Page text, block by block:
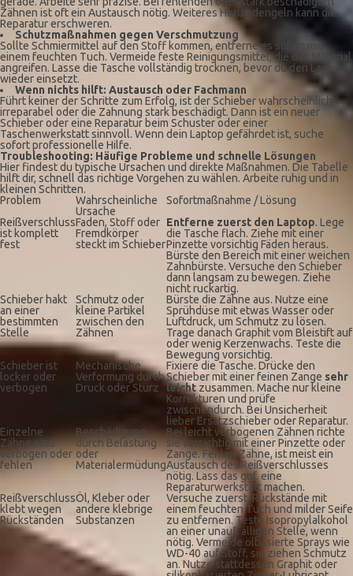
Zähnen ist oft ein Austausch nötig. Weiteres Herumdengeln kann die
Reparatur erschweren.
Schutzmaßnahmen gegen Verschmutzung
Sollte Schmiermittel auf den Stoff kommen, entferne es sofort mit
einem feuchten Tuch. Vermeide feste Reinigungsmittel, die das Material
angreifen. Lasse die Tasche vollständig trocknen, bevor du den Laptop
wieder einsetzt.
Wenn nichts hilft: Austausch oder Fachmann
Führt keiner der Schritte zum Erfolg, ist der Schieber wahrscheinlich
irreparabel oder die Zahnung stark beschädigt. Dann ist ein neuer
Schieber oder eine Reparatur beim Schuster oder einer
Taschenwerkstatt sinnvoll. Wenn dein Laptop gefährdet ist, suche
sofort professionelle Hilfe.
Troubleshooting: Häufige Probleme und schnelle Lösungen
Hier findest du typische Ursachen und direkte Maßnahmen. Die Tabelle
hilft dir, schnell das richtige Vorgehen zu wählen. Arbeite ruhig und in
kleinen Schritten.
Problem
Wahrscheinliche
Ursache
Sofortmaßnahme / Lösung
Reißverschluss
ist komplett
fest
Faden, Stoff oder
Fremdkörper
steckt im Schieber
Entferne zuerst den Laptop. Lege
die Tasche flach. Ziehe mit einer
Pinzette vorsichtig Fäden heraus.
Bürste den Bereich mit einer weichen
Zahnbürste. Versuche den Schieber
dann langsam zu bewegen. Ziehe
nicht ruckartig.
Schieber hakt
an einer
bestimmten
Stelle
Schmutz oder
kleine Partikel
zwischen den
Zähnen
Bürste die Zähne aus. Nutze eine
Sprühdüse mit etwas Wasser oder
Luftdruck, um Schmutz zu lösen.
Trage danach Graphit vom Bleistift auf
oder wenig Kerzenwachs. Teste die
Bewegung vorsichtig.
Schieber ist
locker oder
verbogen
Mechanische
Verformung durch
Druck oder Sturz
Fixiere die Tasche. Drücke den
Schieber mit einer feinen Zange sehr
leichtzusammen. Mache nur kleine
Korrekturen und prüfe
zwischendurch. Bei Unsicherheit
lieber Ersatzschieber oder Reparatur.
Einzelne
Zähne sind
verbogen oder
fehlen
Beschädigung
durch Belastung
oder
Materialermüdung
Bei leicht verbogenen Zähnen richte
sie vorsichtig mit einer Pinzette oder
Zange. Fehlen Zähne, ist meist ein
Austausch des Reißverschlusses
nötig. Lass das ggf. eine
Reparaturwerkstatt machen.
Reißverschluss
klebt wegen
Rückständen
Öl, Kleber oder
andere klebrige
Substanzen
Versuche zuerst, Rückstände mit
einem feuchten Tuch und milder Seife
zu entfernen. Teste Isopropylalkohol
an einer unauffälligen Stelle, wenn
nötig. Vermeide ölbasierte Sprays wie
WD-40 auf Stoff, sie ziehen Schmutz
an. Nutze stattdessen Graphit oder